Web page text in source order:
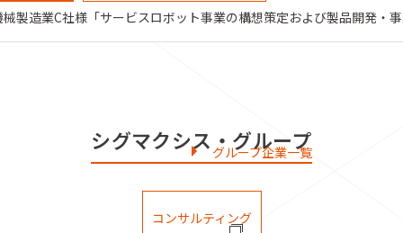
製造業C社様「サービスロボット事業の構想策定および製品開発・
シグマクシス・グループ
グループ企業一覧
コンサルティング